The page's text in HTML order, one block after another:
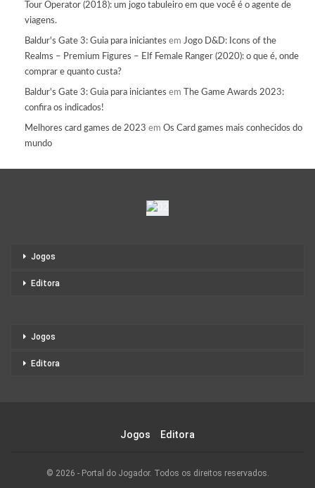
Tour Operator (2018): um jogo tabuleiro em que você é o agente de
viagens.
Baldur's Gate 3: Guia para iniciantes em Jogo D&D: Icons of the
Realms – Premium Figures – Elf Female Ranger (2020): o que é, onde
comprar e quanto custa?
Baldur's Gate 3: Guia para iniciantes em
The Game Awards 2023:
confira os indicados!
Melhores card games de 2023 em Os Card games mais conhecidos do
mundo
Jogos
Editora
Jogos
Editora
Jogos Editora
© 2026 - Portal do Jogador. Todos os direitos reservados.